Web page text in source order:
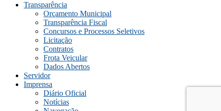
Transparência
Orçamento Municipal
Transparência Fiscal
Concursos e Processos Seletivos
Licitação
Contratos
Frota Veicular
Dados Abertos
Servidor
Imprensa
Diário Oficial
Notícias